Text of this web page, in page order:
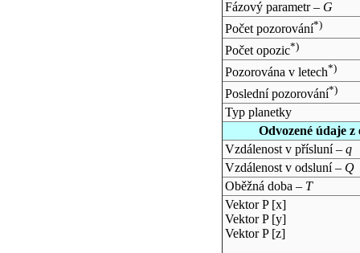
Fázový parametr – G
Počet pozorování*)
Počet opozic*)
Pozorována v letech*)
Poslední pozorování*)
Typ planetky
Odvozené údaje
Vzdálenost v přísluní – q
Vzdálenost v odsluní – Q
Oběžná doba – T
Vektor P [x]
Vektor P [y]
Vektor P [z]